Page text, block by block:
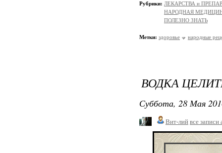
Рубрики: ЛЕКАРСТВА и
НАРОДНАЯ
ПОЛЕЗНО ЗНАТЬ
Метки: здоровье народные
ВОДКА
Суббота, 28 Мая
Вит-лий все записи